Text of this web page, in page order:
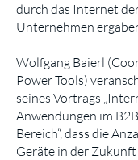
durch das Internet
Unternehmen
Wolfgang Baierl
Power Tools)
seines Vortrags
Anwendungen im
Bereich“, dass die
Geräte in der